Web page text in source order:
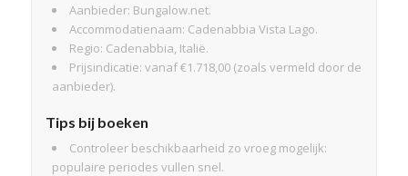
Aanbieder: Bungalow.net.
Accommodatienaam: Cadenabbia Vista Lago.
Regio: Cadenabbia, Italië.
Prijsindicatie: vanaf €1.718,00 (zoals vermeld door de
aanbieder).
Tips bij boeken
Controleer beschikbaarheid zo vroeg mogelijk:
populaire periodes vullen snel.